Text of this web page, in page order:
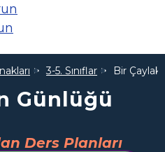
3-5. Sınıflar Bir
Günlüğü
Ders Planları